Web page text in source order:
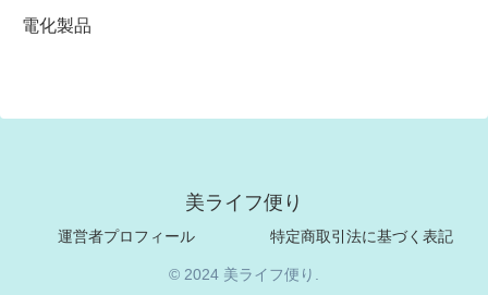
電化製品
美ライフ便り
運営者プロフィール 特定商取引法に基づく表記
© 2024 美ライフ便り.